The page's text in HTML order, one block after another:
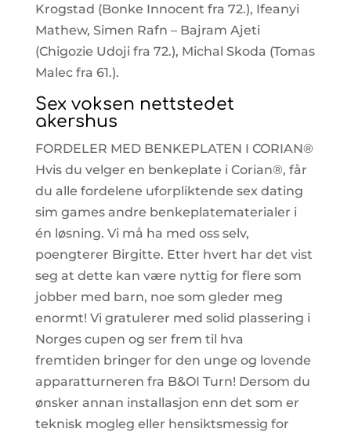
Krogstad (Bonke Innocent fra 72.), Ifeanyi
Mathew, Simen Rafn – Bajram Ajeti
(Chigozie Udoji fra 72.), Michal Skoda (Tomas
Malec fra 61.).
Sex voksen nettstedet
akershus
FORDELER MED BENKEPLATEN I CORIAN®
Hvis du velger en benkeplate i Corian®, får
du alle fordelene uforpliktende sex dating
sim games andre benkeplatematerialer i
én løsning. Vi må ha med oss selv,
poengterer Birgitte. Etter hvert har det vist
seg at dette kan være nyttig for flere som
jobber med barn, noe som gleder meg
enormt! Vi gratulerer med solid plassering i
Norges cupen og ser frem til hva
fremtiden bringer for den unge og lovende
apparatturneren fra B&OI Turn! Dersom du
ønsker annan installasjon enn det som er
teknisk mogleg eller hensiktsmessig for